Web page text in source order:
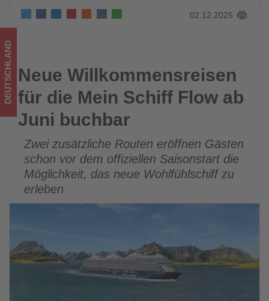
Juni
buchbar
-
Wissen,
was
im
Tourismus
los
ist!
02.12.2025
Neue Willkommensreisen für die Mein Schiff Flow ab Juni
buchbar
DEUTSCHLAND Neue Willkommensreisen
für die Mein Schiff Flow ab
Juni buchbar
Zwei zusätzliche Routen eröffnen Gästen
schon vor dem offiziellen Saisonstart die
Möglichkeit, das neue Wohlfühlschiff zu
erleben